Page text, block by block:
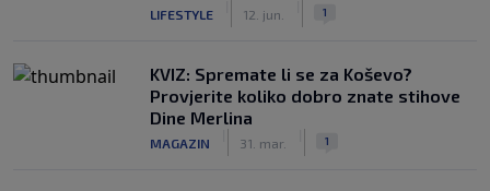
LIFESTYLE 12. jun. 1
KVIZ: Spremate li se za Koševo?
Provjerite koliko dobro znate stihove
Dine Merlina
MAGAZIN 31. mar. 1